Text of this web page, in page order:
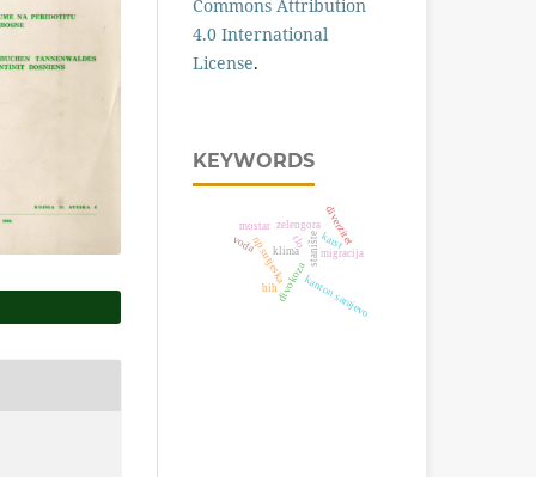
Commons Attribution
4.0 International
License.
KEYWORDS
stanište
divokoza
zelengora
np sutjeska migracija
karst
tlo
voda klima
mostar diverzitet
kanton sarajevo
bih